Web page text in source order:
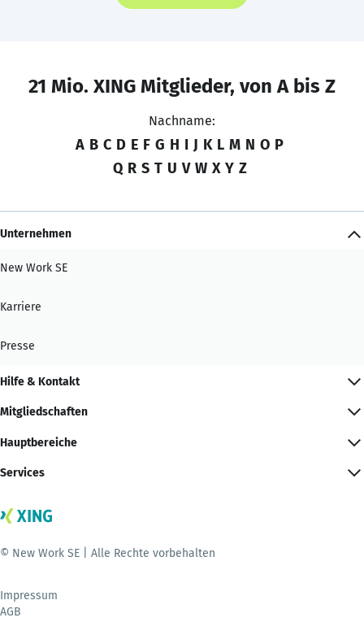
21 Mio. XING Mitglieder, von A bis Z
Nachname:
A B C D E F G H I J K L M N O P
Q R S T U V W X Y Z
Unternehmen
New Work SE
Karriere
Presse
Hilfe & Kontakt
Mitgliedschaften
Hauptbereiche
Services
© New Work SE | Alle Rechte vorbehalten
Impressum
AGB